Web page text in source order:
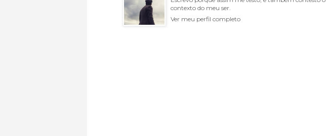
contexto do meu ser.
Ver meu perfil completo